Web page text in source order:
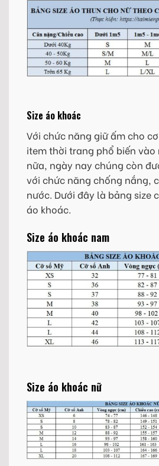
Size áo khoác
Với chức năng giữ ấm cho
item thời trang phổ biến vào
nữa, ngày nay chúng còn
với chức năng chống nắng,
nước. Dưới đây là bảng size
áo khoác.
Size áo khoác nam
Size áo khoác nữ